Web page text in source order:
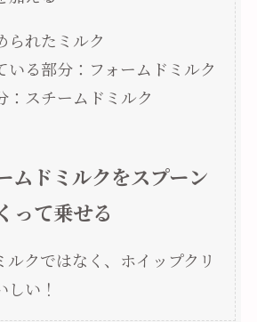
れたミルク
る部分：フォームドミルク
スチームドミルク
ムドミルクをスプーン
って乗せる
ルクではなく、ホイップクリ
い！